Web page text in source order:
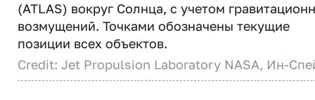
(ATLAS) вокруг Солнца, с учетом
возмущений. Точками обозначены текущие
позиции всех объектов.
Credit: Jet Propulsion Laboratory NASA, Ин-